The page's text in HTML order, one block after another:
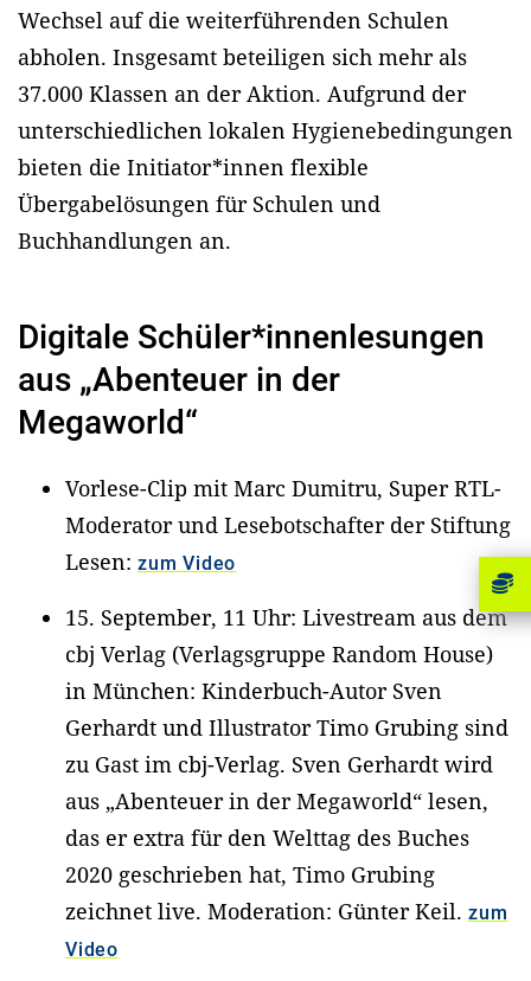
Wechsel auf die weiterführenden Schulen
abholen. Insgesamt beteiligen sich mehr als
37.000 Klassen an der Aktion. Aufgrund der
unterschiedlichen lokalen Hygienebedingungen
bieten die Initiator*innen flexible
Übergabelösungen für Schulen und
Buchhandlungen an.
Digitale Schüler*innenlesungen
aus „Abenteuer in der
Megaworld“
Vorlese-Clip mit Marc Dumitru, Super RTL-
Moderator und Lesebotschafter der Stiftung
Lesen: zum Video
15. September, 11 Uhr: Livestream aus dem
cbj Verlag (Verlagsgruppe Random House)
in München: Kinderbuch-Autor Sven
Gerhardt und Illustrator Timo Grubing sind
zu Gast im cbj-Verlag. Sven Gerhardt wird
aus „Abenteuer in der Megaworld“ lesen,
das er extra für den Welttag des Buches
2020 geschrieben hat, Timo Grubing
zeichnet live. Moderation: Günter Keil. zum
Video